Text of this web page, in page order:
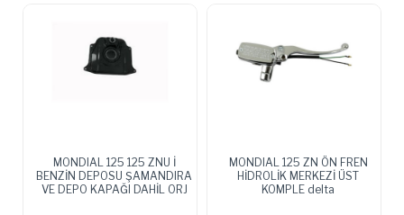
MONDIAL 125 125 ZNU İ
BENZİN DEPOSU ŞAMANDIRA
VE DEPO KAPAĞI DAHİL ORJ
MONDIAL 125 ZN ÖN FREN
HİDROLİK MERKEZİ ÜST
KOMPLE delta